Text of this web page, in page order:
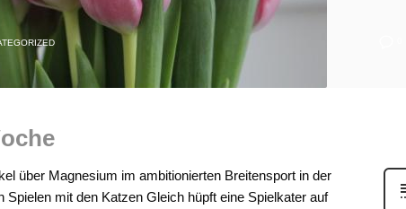
über Magnesium im ambitionierten Breitensport in der
mit den Katzen Gleich hüpft eine Spielkater auf